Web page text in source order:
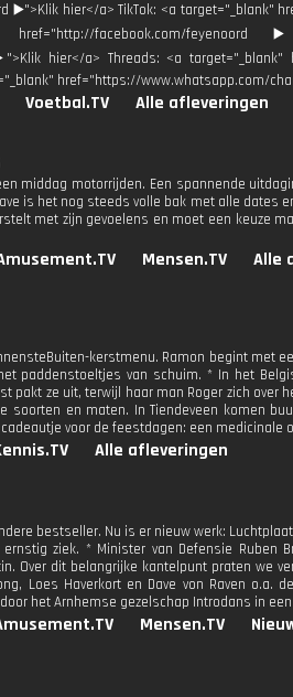
hier</a> TikTok: <a target="_blank"
href="http://facebook.com/
hier</a> Threads: <a
href="https://www.whatsapp.com/
Voetbal.TV Alle afleveringen
middag motorrijden. Een spannende
is het nog steeds volle bak met alle dates
met zijn gevoelens en moet een keuze
Mensen.TV Alle
kerstmenu. Ramon begint met
paddenstoeltjes van schuim. * In het
pakt ze uit, terwijl haar man Roger zich over
soorten en maten. In Tiendeveen komen
voor de feestdagen: een medicinale
Alle afleveringen
bestseller. Nu is er nieuw werk:
ziek. * Minister van Defensie Ruben
Over dit belangrijke kantelpunt praten we
Loes Haverkort en Dave von Raven
het Arnhemse gezelschap Introdans in
Mensen.TV